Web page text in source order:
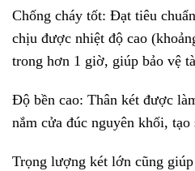
Chống cháy tốt: Đạt tiêu
chịu được nhiệt độ cao
trong hơn 1 giờ, giúp bảo vệ
Độ bền cao: Thân két được
nắm cửa đúc nguyên khối, tạo
Trọng lượng két lớn cũng